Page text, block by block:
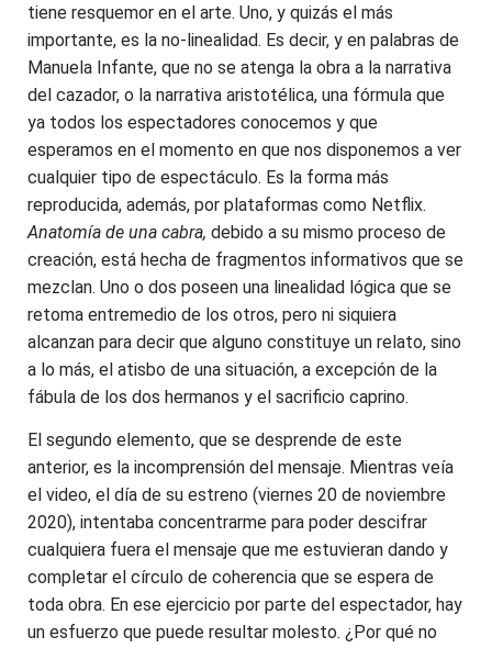
tiene resquemor en el arte. Uno, y quizás el más
importante, es la no-linealidad. Es decir, y en palabras de
Manuela Infante, que no se atenga la obra a la narrativa
del cazador, o la narrativa aristotélica, una fórmula que
ya todos los espectadores conocemos y que
esperamos en el momento en que nos disponemos a ver
cualquier tipo de espectáculo. Es la forma más
reproducida, además, por plataformas como Netflix.
Anatomía de una cabra, debido a su mismo proceso de
creación, está hecha de fragmentos informativos que se
mezclan. Uno o dos poseen una linealidad lógica que se
retoma entremedio de los otros, pero ni siquiera
alcanzan para decir que alguno constituye un relato, sino
a lo más, el atisbo de una situación, a excepción de la
fábula de los dos hermanos y el sacrificio caprino.
El segundo elemento, que se desprende de este
anterior, es la incomprensión del mensaje. Mientras veía
el video, el día de su estreno (viernes 20 de noviembre
2020), intentaba concentrarme para poder descifrar
cualquiera fuera el mensaje que me estuvieran dando y
completar el círculo de coherencia que se espera de
toda obra. En ese ejercicio por parte del espectador, hay
un esfuerzo que puede resultar molesto. ¿Por qué no